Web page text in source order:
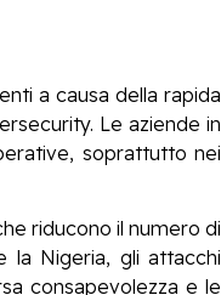
a causa della rapida
Le aziende in
soprattutto nei
riducono il numero di
la Nigeria, gli attacchi
consapevolezza e le